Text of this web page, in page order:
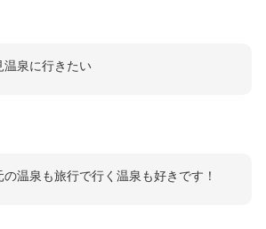
温泉に行きたい
の温泉も旅行で行く温泉も好きです！